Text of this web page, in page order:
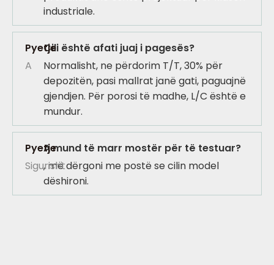
industriale.
PyetjeCili është afati juaj i pagesës?
A
Normalisht, ne përdorim T/T, 30% për
depozitën, pasi mallrat janë gati, paguajnë
gjendjen. Për porosi të madhe, L/C është e
mundur.
PyetjeA mund të marr mostër për të testuar?
Sigurisht
, më dërgoni me postë se cilin model
dëshironi.